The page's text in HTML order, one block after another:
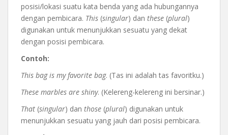
posisi/lokasi suatu kata benda yang ada hubungannya
dengan pembicara. This (singular) dan these (plural)
digunakan untuk menunjukkan sesuatu yang dekat
dengan posisi pembicara.
Contoh:
This bag is my favorite bag. (Tas ini adalah tas favoritku.)
These marbles are shiny. (Kelereng-kelereng ini bersinar.)
That (singular) dan those (plural) digunakan untuk
menunjukkan sesuatu yang jauh dari posisi pembicara.